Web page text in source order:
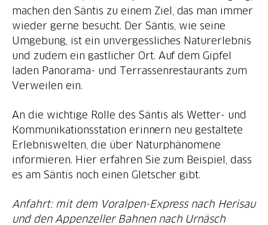
machen den Säntis zu einem Ziel, das man immer
wieder gerne besucht. Der Säntis, wie seine
Umgebung, ist ein unvergessliches Naturerlebnis
und zudem ein gastlicher Ort. Auf dem Gipfel
laden Panorama- und Terrassenrestaurants zum
Verweilen ein.
An die wichtige Rolle des Säntis als Wetter- und
Kommunikationsstation erinnern neu gestaltete
Erlebniswelten, die über Naturphänomene
informieren. Hier erfahren Sie zum Beispiel, dass
Anfahrt: mit dem Voralpen-Express nach Herisau
und den Appenzeller Bahnen nach Urnäsch